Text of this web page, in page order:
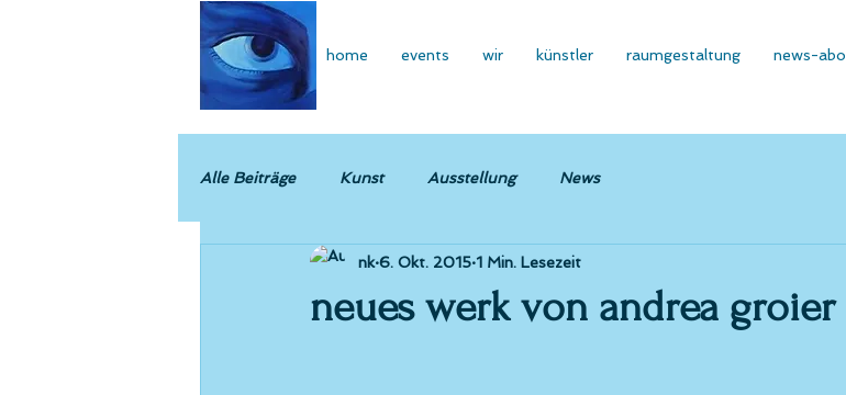
home events wir künstler raumgestaltung news-abo
Alle Beiträge Kunst Ausstellung News
neues werk von andrea groier
nk 6. Okt. 2015 1 Min. Lesezeit